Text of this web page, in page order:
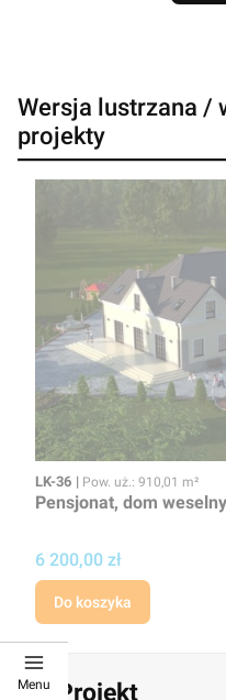
Wersja lustrzana /
projekty
Kod
LK-36 Powierzchnia użytkowa
Pow. uż.: 910,01 m²
Pensjonat, dom weselny
Cena projektu
6 200,00 zł
Do koszyka
KB Projekt
Menu